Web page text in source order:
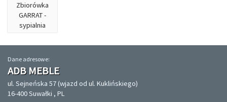
Zbiorówka
GARRAT -
sypialnia
Dane adresowe:
ADB MEBLE
ul. Sejneńska 57 (wjazd od ul. Kuklińskiego)
16-400 Suwałki , PL